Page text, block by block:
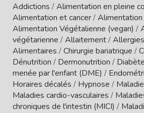
Addictions /Alimentation en pleine
Alimentation et cancer/
Alimentation Végétalienne (vegan) /
végétarienne /Allaitement/
Alimentaires /Chirurgie bariatrique /
Dénutrition / Dermonutrition / Diabète
menée par l'enfant (DME) /
Horaires décalés / Hypnose /
Maladies cardio-vasculaires /
chroniques de l'intestin (MICI) /